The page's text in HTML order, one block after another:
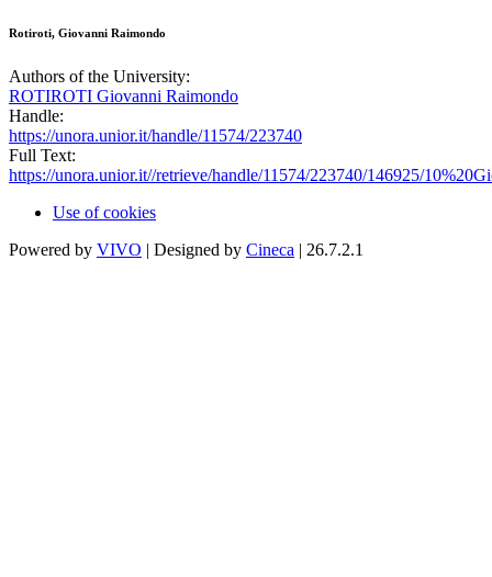
Rotiroti, Giovanni Raimondo
Authors of the University:
ROTIROTI Giovanni Raimondo
Handle:
https://unora.unior.it/handle/11574/223740
Full Text:
https://unora.unior.it//retrieve/handle/11574/223740/146925/
Use of cookies
Powered by VIVO | Designed by Cineca | 26.7.2.1